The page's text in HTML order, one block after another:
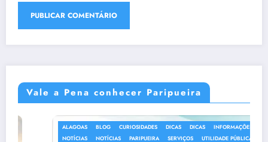
Vale a Pena conhecer Paripueira
BLOG CURIOSIDADES DICAS DICAS
INFORMAÇÕES
NOTÍCIAS PARIPUEIRA SERVIÇOS UTILIDADE PÚBLICA